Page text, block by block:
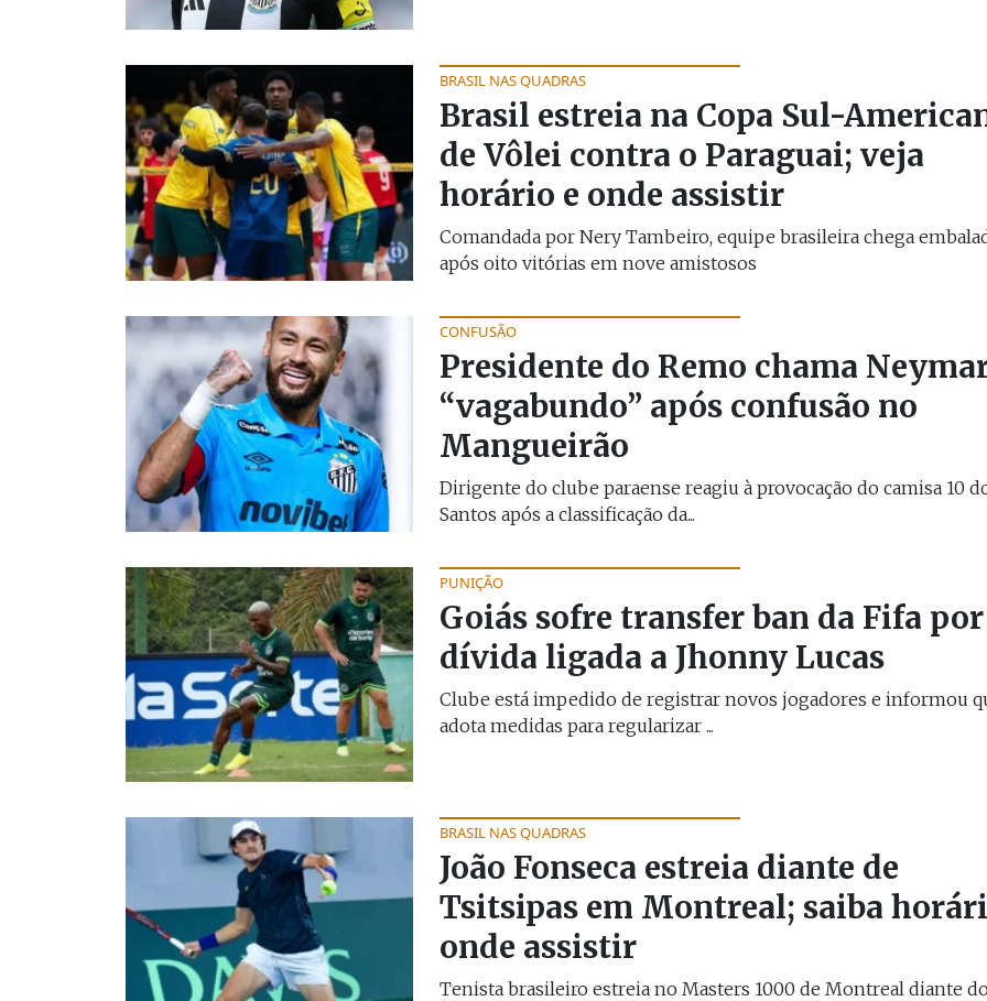
BRASIL NAS QUADRAS
Brasil estreia na Copa Sul-
de Vôlei contra o Paraguai; veja
horário e onde assistir
Comandada por Nery Tambeiro, equipe brasileira chega
após oito vitórias em nove amistosos
CONFUSÃO
Presidente do Remo chama
“vagabundo” após confusão no
Mangueirão
Dirigente do clube paraense reagiu à provocação do camisa 10
Santos após a classificação da...
PUNIÇÃO
Goiás sofre transfer ban da Fifa por
dívida ligada a Jhonny Lucas
Clube está impedido de registrar novos jogadores e informou
adota medidas para regularizar ...
BRASIL NAS QUADRAS
João Fonseca estreia diante de
Tsitsipas em Montreal; saiba
onde assistir
Tenista brasileiro estreia no Masters 1000 de Montreal diante